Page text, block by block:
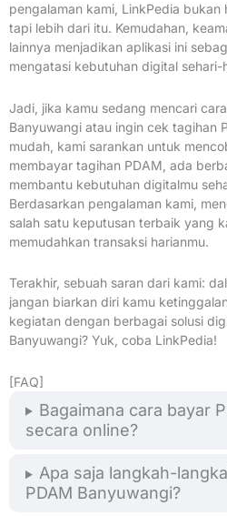
pengalaman kami, LinkPedia bukan
tapi lebih dari itu. Kemudahan,
lainnya menjadikan aplikasi ini
mengatasi kebutuhan digital sehari-
Jadi, jika kamu sedang mencari
Banyuwangi atau ingin cek tagihan
mudah, kami sarankan untuk
membayar tagihan PDAM, ada
membantu kebutuhan digitalmu
Berdasarkan pengalaman kami,
salah satu keputusan terbaik yang
memudahkan transaksi harianmu.
Terakhir, sebuah saran dari kami:
jangan biarkan diri kamu
kegiatan dengan berbagai solusi
Banyuwangi? Yuk, coba LinkPedia!
[FAQ]
Bagaimana cara bayar
secara online?
Apa saja langkah-
PDAM Banyuwangi?